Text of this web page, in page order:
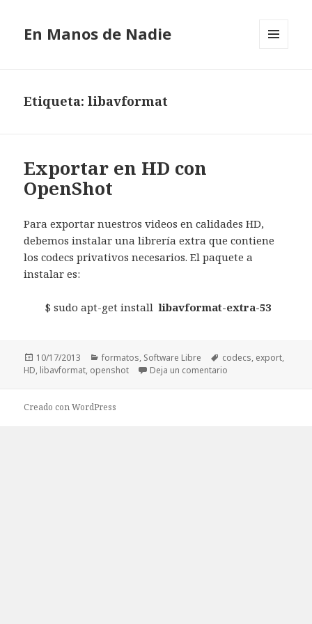
En Manos de Nadie
Etiqueta: libavformat
Exportar en HD con
OpenShot
Para exportar nuestros videos en calidades HD,
debemos instalar una librería extra que contiene
los codecs privativos necesarios. El paquete a
instalar es:
$ sudo apt-get installlibavformat-extra-53
Publicado
el
10/17/2013 Categorías
formatos, Software Libre Etiquetas
codecs, export,
HD, libavformat, openshot Deja un comentario
Creado con WordPress